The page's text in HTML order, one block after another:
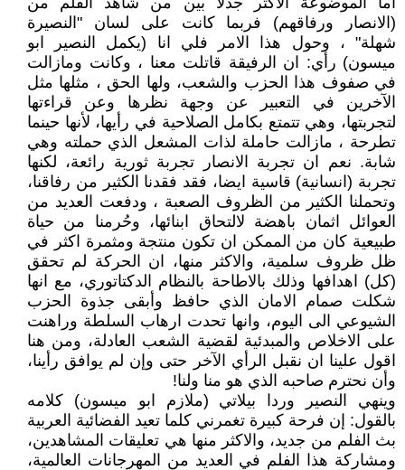
(الانصار ورفاقهم) فربما كانت على لسان "النصيرة
شهلة" ، وحول هذا الامر فلي انا (يكمل النصير ابو
ميسون) رأي: ان الرفيقة قاتلت معنا ، وكانت ومازالت
في صفوف هذا الحزب والشعب، ولها الحق ، مثلها مثل
الآخرين في التعبير عن وجهة نظرها وعن قراءتها
لتجربتها، وهي تتمتع بكامل الصلاحية في رأيها، لأنها حينما
تطرحة ، مازالت حاملة لذات المشعل الذي حملته وهي
شابة. نعم ان تجربة الانصار تجربة ثورية رائعة، لكنها
تجربة (انسانية) قاسية ايضا، فقد فقدنا الكثير من رفاقنا،
وتحملنا الكثير من الظروف الصعبة ، ودفعت العديد من
العوائل اثمان باهضة لالتحاق ابنائها، وحُرمنا من حياة
طبيعية كان من الممكن ان تكون منتجة ومثمرة اكثر في
ظل ظروف سلمية، والاكثر منها، ان الحركة لم تحقق
(كل) اهدافها وذلك بالاطاحة بالنظام الدكتاتوري، مع انها
شكلت صمام الامان الذي حافظ وأبقى جذوة الحزب
الشيوعي الى اليوم، وانها تحدت ارهاب السلطة وراهنت
على الاخلاص والمبدئية لقضية الشعب العادلة، ومن هنا
اقول علينا ان نقبل الرأي الآخر حتى وإن لم يوافق رأينا،
وأن نحترم صاحبه الذي هو منا ولنا!
وينهي النصير وردا بيلاتي (ملازم ابو ميسون) كلامه
بالقول: إن فرحة كبيرة تغمرني كلما تعيد الفضائية العربية
بث الفلم من جديد، والاكثر منها هي تعليقات المشاهدين،
ومشاركة هذا الفلم في العديد من المهرجانات العالمية،